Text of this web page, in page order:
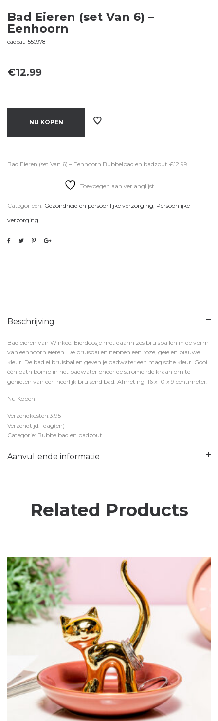
Bad Eieren (set Van 6) –
Eenhoorn
cadeau-550978
€12.99
NU KOPEN
Bad Eieren (set Van 6) – Eenhoorn Bubbelbad en badzout €12.99
Toevoegen aan verlanglijst
Categorieën: Gezondheid en persoonlijke verzorging, Persoonlijke
verzorging
Beschrijving
Bad eieren van Winkee. Eierdoosje met daarin zes bruisballen in de vorm
van eenhoorn eieren. De bruisballen hebben een roze, gele en blauwe
kleur. De bad ei bruisballen geven je badwater een magische kleur. Gooi
één bath bomb in het badwater onder de stromende kraan om te
genieten van een heerlijk bruisend bad. Afmeting: 16 x 10 x 9 centimeter.
Nu Kopen
Verzendkosten:3.95
Verzendtijd:1 dag(en)
Categorie: Bubbelbad en badzout
Aanvullende informatie
Related Products